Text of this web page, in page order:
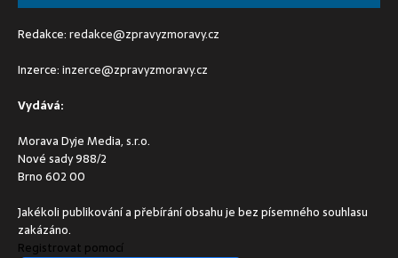
Redakce:redakce@zpravyzmoravy.cz
Inzerce:inzerce@zpravyzmoravy.cz
Vydává:
Morava Dyje Media, s.r.o.
Nové sady 988/2
Brno 602 00
Jakékoli publikování a přebírání obsahu je bez písemného souhlasu
zakázáno.
Registrovat pomocí